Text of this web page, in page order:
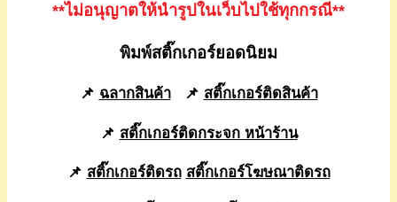
**ไม่อนุญาตให้นำรูปในเว็บไปใช้ทุกกรณี**
พิมพ์สติ๊กเกอร์ยอดนิยม
📌 ฉลากสินค้า📌 สติ๊กเกอร์ติดสินค้า
📌 สติ๊กเกอร์ติดกระจก หน้าร้าน
📌 สติ๊กเกอร์ติดรถ สติ๊กเกอร์โฆษณาติดรถ